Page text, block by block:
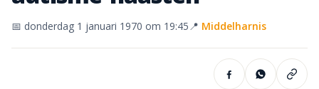
📅 donderdag 1 januari 1970 om 19:45📍 Middelharnis